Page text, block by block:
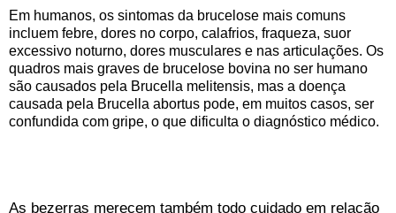
Em humanos, os sintomas da brucelose mais comuns
incluem febre, dores no corpo, calafrios, fraqueza, suor
excessivo noturno, dores musculares e nas articulações. Os
quadros mais graves de brucelose bovina no ser humano
são causados pela Brucella melitensis, mas a doença
causada pela Brucella abortus pode, em muitos casos, ser
confundida com gripe, o que dificulta o diagnóstico médico.
As bezerras merecem também todo cuidado em relação